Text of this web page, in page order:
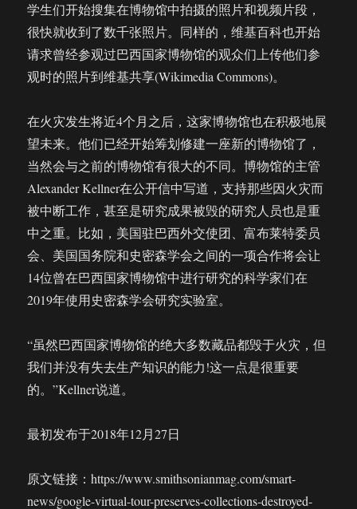
学生们开始搜集在博物馆中拍摄的照片和视频片段，
很快就收到了数千张照片。同样的，维基百科也开始
请求曾经参观过巴西国家博物馆的观众们上传他们参
观时的照片到维基共享(Wikimedia Commons)。
在火灾发生将近4个月之后，这家博物馆也在积极地展
望未来。他们已经开始筹划修建一座新的博物馆了，
当然会与之前的博物馆有很大的不同。博物馆的主管
Alexander Kellner在公开信中写道，支持那些因火灾而
被中断工作，甚至是研究成果被毁的研究人员也是重
中之重。比如，美国驻巴西外交使团、富布莱特委员
会、美国国务院和史密森学会之间的一项合作将会让
14位曾在巴西国家博物馆中进行研究的科学家们在
2019年使用史密森学会研究实验室。
“虽然巴西国家博物馆的绝大多数藏品都毁于火灾，但
我们并没有失去生产知识的能力!这一点是很重要
的。”Kellner说道。
最初发布于2018年12月27日
原文链接：https://www.smithsonianmag.com/smart-
news/google-virtual-tour-preserves-collections-destroyed-